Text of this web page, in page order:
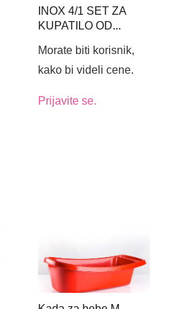
INOX 4/1 SET ZA
KUPATILO OD...
Morate biti korisnik,
kako bi videli cene.
Prijavite se.